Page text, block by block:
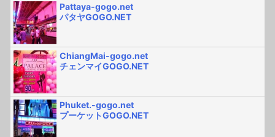
Pattaya-gogo.net
パタヤGOGO.NET
ChiangMai-gogo.net
チェンマイGOGO.NET
Phuket.-gogo.net
プーケットGOGO.NET